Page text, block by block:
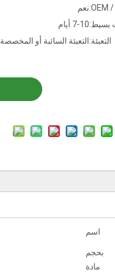
OEM / نعم
بسيط:7-10 أيام
التعبئة:التعبئة السائبة أو المخصصة
اسم
بحجم
مادة